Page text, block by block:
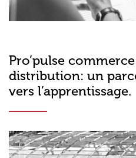
Pro’pulse
distribution: un
vers l’apprentissage.